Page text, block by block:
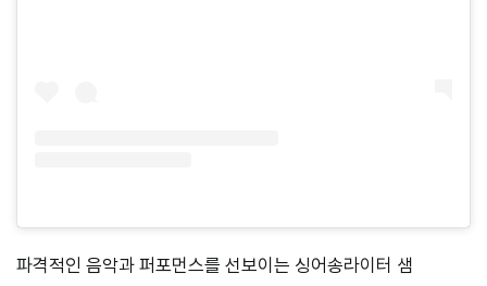
파격적인 음악과 퍼포먼스를 선보이는 싱어송라이터 샘